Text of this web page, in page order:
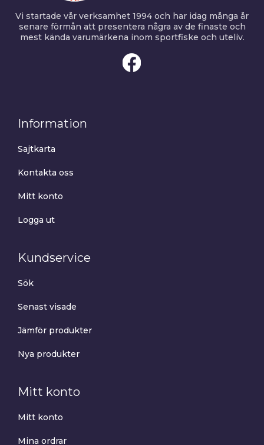
Vi startade vår verksamhet 1994 och har idag många år
senare förmån att presentera några av de finaste och
mest kända varumärkena inom sportfiske och uteliv.
Information
Sajtkarta
Kontakta oss
Mitt konto
Logga ut
Kundservice
Sök
Senast visade
Jämför produkter
Nya produkter
Mitt konto
Mitt konto
Mina ordrar